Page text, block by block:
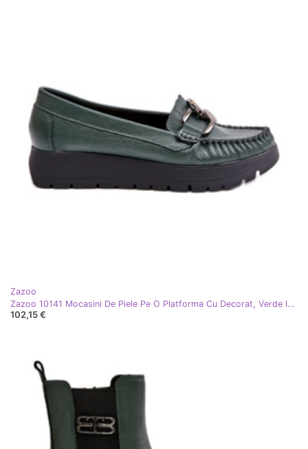
Zazoo
Zazoo 10141 Mocasini De Piele Pe O Platforma Cu Decorat, Verde Inchis
102,15 €